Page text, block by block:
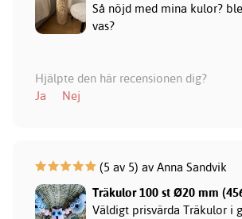
Så nöjd med mina kulor?
vas?
Hjälpte den här recensionen dig?
Ja
Nej
(5 av 5) av Anna Sandvik
Träkulor 100 st Ø20 mm
Väldigt prisvärda Träkulor i